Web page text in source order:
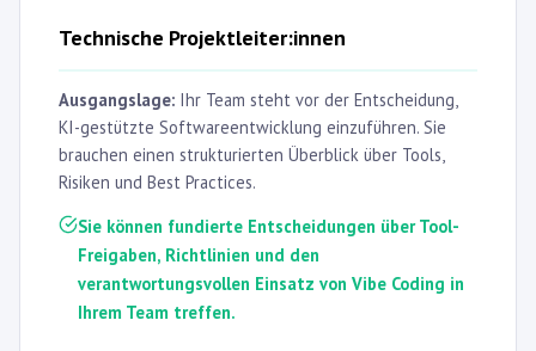
Technische Projektleiter:innen
Ausgangslage: Ihr Team steht vor der Entscheidung,
KI-gestützte Softwareentwicklung einzuführen. Sie
brauchen einen strukturierten Überblick über Tools,
Risiken und Best Practices.
Sie können fundierte Entscheidungen über Tool-
Freigaben, Richtlinien und den
verantwortungsvollen Einsatz von Vibe Coding in
Ihrem Team treffen.